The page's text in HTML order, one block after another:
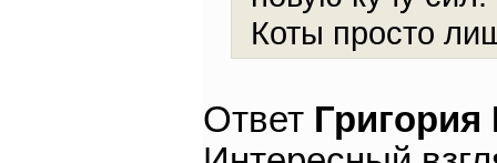
Коты просто
Ответ